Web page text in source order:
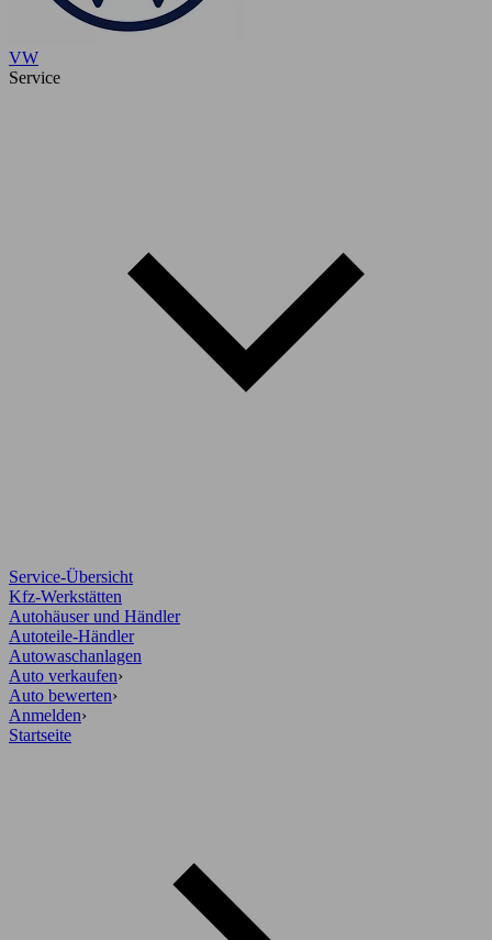
VW
Service
Service-Übersicht
Kfz-Werkstätten
Autohäuser und Händler
Autoteile-Händler
Autowaschanlagen
Auto verkaufen›
Auto bewerten›
Anmelden›
Startseite